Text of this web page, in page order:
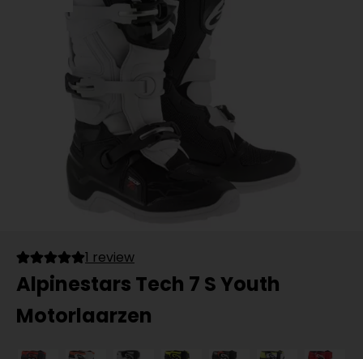
1 review
Alpinestars Tech 7 S Youth
Motorlaarzen